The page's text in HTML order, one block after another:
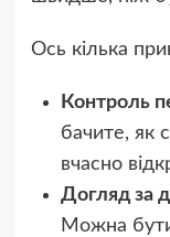
Ось кілька
Контроль
бачите, як
вчасно
Догляд за
Можна